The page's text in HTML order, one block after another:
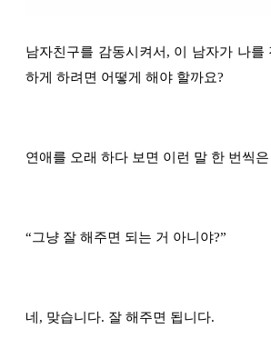
남자친구를 감동시켜서, 이 남자가 나를
하게 하려면 어떻게 해야 할까요?
연애를 오래 하다 보면 이런 말 한 번씩
“그냥 잘 해주면 되는 거 아니야?”
네, 맞습니다. 잘 해주면 됩니다.